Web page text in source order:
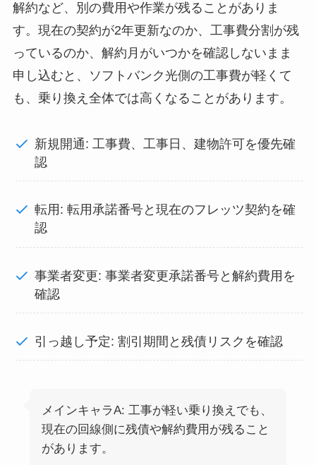
解約など、別の費用や作業が残ることがありま
す。現在の契約が2年更新なのか、工事費分割が残
っているのか、解約月がいつかを確認しないまま
申し込むと、ソフトバンク光側の工事費が軽くて
も、乗り換え全体では高くなることがあります。
新規開通: 工事費、工事日、建物許可を優先確
認
転用: 転用承諾番号と現在のフレッツ契約を確
認
事業者変更: 事業者変更承諾番号と解約費用を
確認
引っ越し予定: 割引期間と残債リスクを確認
メインキャラA: 工事が軽い乗り換えでも、
現在の回線側に残債や解約費用が残ること
があります。